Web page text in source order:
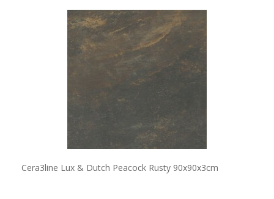
Cera3line Lux & Dutch Peacock Rusty 90x90x3cm